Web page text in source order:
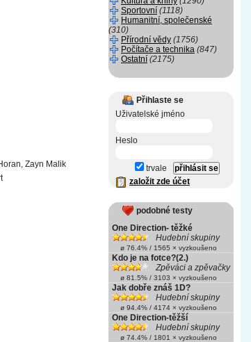
Zayn Malik
Sportovní (1118)
Humanitní, společenské
(310)
Přírodní vědy (1756)
Počítače a technika (847)
Ostatní (2175)
Přihlaste se
Uživatelské jméno
Heslo
trvale
založit zde účet
podobné testy
One Direction- těžké
Hudební skupiny
ø 76.4% / 1565 × vyzkoušeno
Kdo je na fotce?(2.)
Zpěváci a zpěvačky
ø 81.5% / 3103 × vyzkoušeno
Jak dobře znáš 1D?
Hudební skupiny
ø 94.4% / 4174 × vyzkoušeno
One Direction-těžší
Hudební skupiny
ø 74.4% / 1801 × vyzkoušeno